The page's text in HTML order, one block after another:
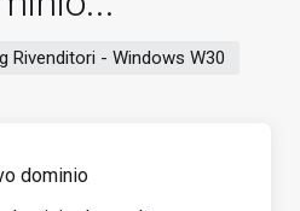
Rivenditori - Windows W30
dominio